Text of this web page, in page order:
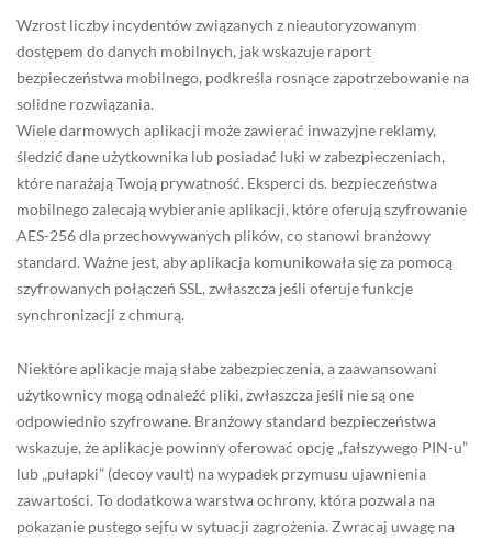
Wzrost liczby incydentów związanych z nieautoryzowanym
dostępem do danych mobilnych, jak wskazuje raport
bezpieczeństwa mobilnego, podkreśla rosnące zapotrzebowanie na
solidne rozwiązania.
Wiele darmowych aplikacji może zawierać inwazyjne reklamy,
śledzić dane użytkownika lub posiadać luki w zabezpieczeniach,
które narażają Twoją prywatność. Eksperci ds. bezpieczeństwa
mobilnego zalecają wybieranie aplikacji, które oferują szyfrowanie
AES-256 dla przechowywanych plików, co stanowi branżowy
standard. Ważne jest, aby aplikacja komunikowała się za pomocą
szyfrowanych połączeń SSL, zwłaszcza jeśli oferuje funkcje
synchronizacji z chmurą.
Niektóre aplikacje mają słabe zabezpieczenia, a zaawansowani
użytkownicy mogą odnaleźć pliki, zwłaszcza jeśli nie są one
odpowiednio szyfrowane. Branżowy standard bezpieczeństwa
wskazuje, że aplikacje powinny oferować opcję „fałszywego PIN-u”
lub „pułapki” (decoy vault) na wypadek przymusu ujawnienia
zawartości. To dodatkowa warstwa ochrony, która pozwala na
pokazanie pustego sejfu w sytuacji zagrożenia. Zwracaj uwagę na